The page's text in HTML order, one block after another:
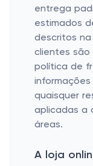
entrega
estimados
descritos na
clientes são
política de
quaisquer
aplicadas a
áreas.
A loja